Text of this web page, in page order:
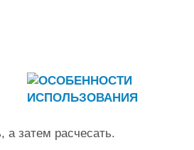
затем расчесать.